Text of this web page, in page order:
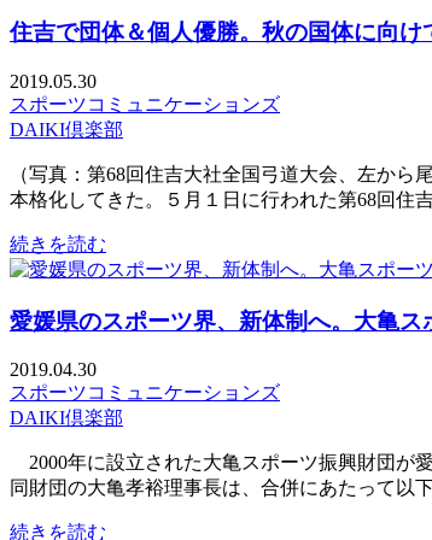
住吉で団体＆個人優勝。秋の国体に向け
2019.05.30
スポーツコミュニケーションズ
DAIKI倶楽部
（写真：第68回住吉大社全国弓道大会、左か
本格化してきた。５月１日に行われた第68回住
続きを読む
愛媛県のスポーツ界、新体制へ。大亀
2019.04.30
スポーツコミュニケーションズ
DAIKI倶楽部
2000年に設立された大亀スポーツ振興財団が
同財団の大亀孝裕理事長は、合併にあたって以
続きを読む